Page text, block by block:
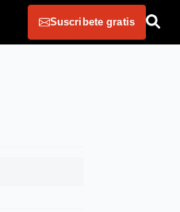
Suscribete gratis